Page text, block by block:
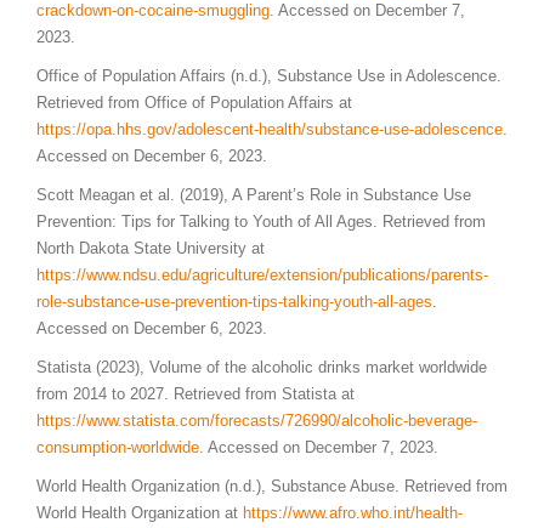
crackdown-on-cocaine-smuggling. Accessed on December 7,
2023.
Office of Population Affairs (n.d.), Substance Use in Adolescence.
Retrieved from Office of Population Affairs at
https://opa.hhs.gov/adolescent-health/substance-use-adolescence.
Accessed on December 6, 2023.
Scott Meagan et al. (2019), A Parent’s Role in Substance Use
Prevention: Tips for Talking to Youth of All Ages. Retrieved from
North Dakota State University at
https://www.ndsu.edu/agriculture/extension/publications/parents-
role-substance-use-prevention-tips-talking-youth-all-ages.
Accessed on December 6, 2023.
Statista (2023), Volume of the alcoholic drinks market worldwide
from 2014 to 2027. Retrieved from Statista at
https://www.statista.com/forecasts/726990/alcoholic-beverage-
consumption-worldwide. Accessed on December 7, 2023.
World Health Organization (n.d.), Substance Abuse. Retrieved from
World Health Organization at https://www.afro.who.int/health-